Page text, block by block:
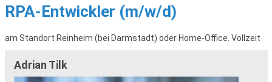
RPA-Entwickler (m/w/d)
am Standort Reinheim (bei Darmstadt) oder Home-Office. Vollzeit
Adrian Tilk